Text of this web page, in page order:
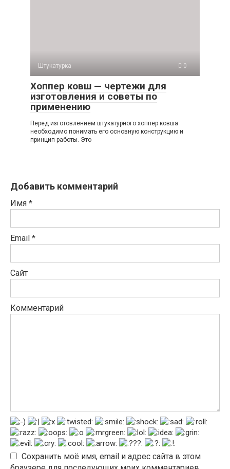
Штукатурка 0
Хоппер ковш — чертежи для
изготовления и советы по
применению
Перед изготовлением штукатурного хоппер ковша
необходимо понимать его основную конструкцию и
принцип работы. Это
Добавить комментарий
Имя *
Email *
Сайт
Комментарий
Сохранить моё имя, email и адрес сайта в этом